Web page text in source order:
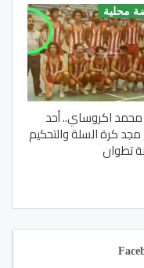
محلية
محمد اكروساي.. أحد
كرة السلة والتحكيم
تطوان